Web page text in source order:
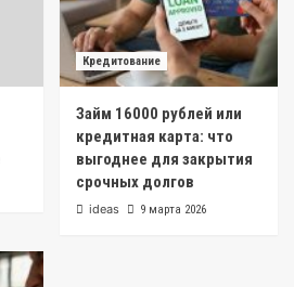
Кредитование
Займ 16000 рублей или
кредитная карта: что
выгоднее для закрытия
срочных долгов
ideas 9 марта 2026